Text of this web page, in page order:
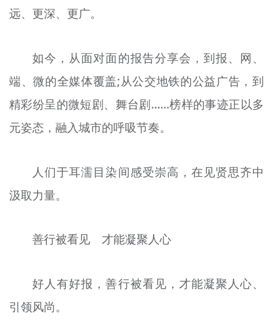
远、更深、更广。
如今，从面对面的报告分享会，到报、网、
端、微的全媒体覆盖;从公交地铁的公益广告，到
精彩纷呈的微短剧、舞台剧……榜样的事迹正以多
元姿态，融入城市的呼吸节奏。
人们于耳濡目染间感受崇高，在见贤思齐中
汲取力量。
善行被看见 才能凝聚人心
好人有好报，善行被看见，才能凝聚人心、
引领风尚。